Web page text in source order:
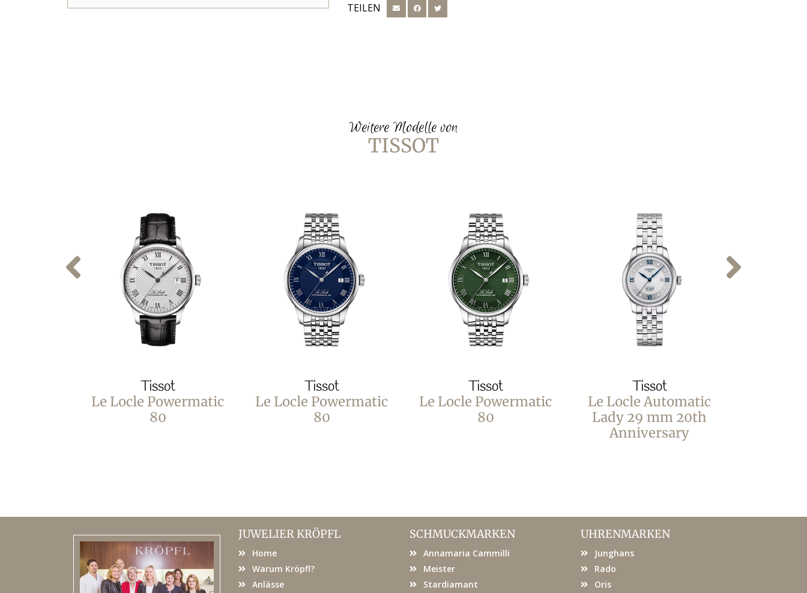
TEILEN
Weitere Modelle von
TISSOT
Tissot
Le Locle Powermatic
80
Tissot
Le Locle Powermatic
80
Tissot
Le Locle Powermatic
80
Tissot
Le Locle Automatic
Lady 29 mm 20th
Anniversary
JUWELIER KRÖPFL
Home
Warum Kröpfl?
Anlässe
SCHMUCKMARKEN
Annamaria Cammilli
Meister
Stardiamant
UHRENMARKEN
Junghans
Rado
Oris